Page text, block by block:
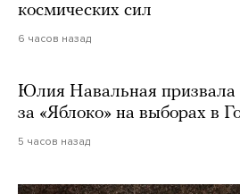
космических сил
6 часов назад
Юлия Навальная призвала
за «Яблоко» на выборах в
5 часов назад